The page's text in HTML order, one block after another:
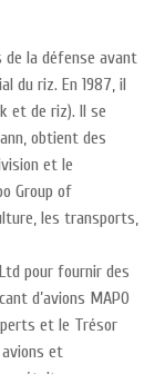
de la défense avant
du riz. En 1987, il
et de riz). Il se
obtient des
et le
Group of
les transports,
pour fournir des
d’avions MAPO
et le Trésor
et